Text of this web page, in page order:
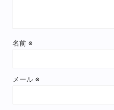
名前 ※
メール ※